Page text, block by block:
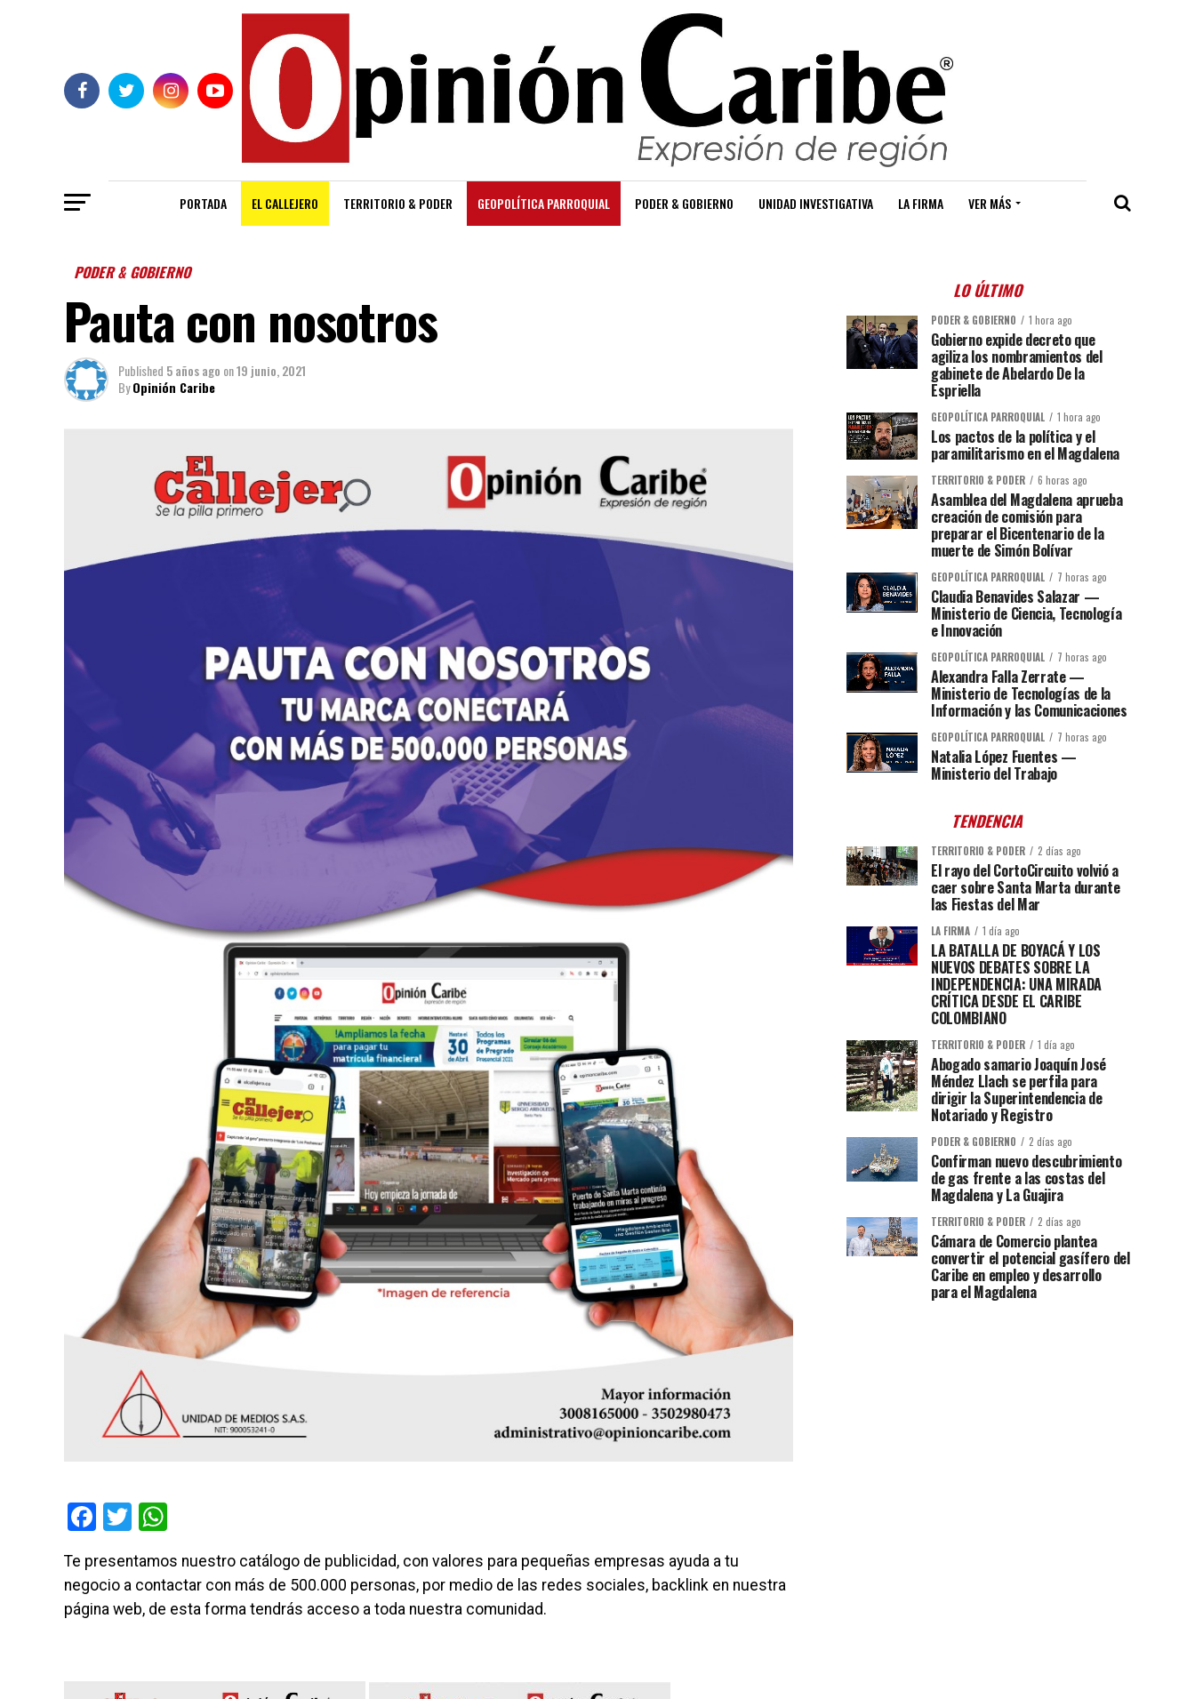
PORTADA EL CALLEJERO TERRITORIO & PODER GEOPOLÍTICA PARROQUIAL PODER & GOBIERNO UNIDAD INVESTIGATIVA LA FIRMA VER MÁS
PODER & GOBIERNO
Pauta con nosotros
Published 5 años ago on19 junio, 2021
ByOpinión Caribe
Facebook
Twitter
Te presentamos nuestro catálogo de publicidad, con valores para pequeñas empresas ayuda a tu
negocio a contactar con más de 500.000 personas, por medio de las redes sociales, backlink en nuestra
página web, de esta forma tendrás acceso a toda nuestra comunidad.
LO ÚLTIMO
PODER & GOBIERNO 1 hora ago
Gobierno expide decreto que
agiliza los nombramientos del
gabinete de Abelardo De la
Espriella
GEOPOLÍTICA PARROQUIAL 1 hora ago
Los pactos de la política y el
paramilitarismo en el Magdalena
TERRITORIO & PODER 6 horas ago
Asamblea del Magdalena aprueba
creación de comisión para
preparar el Bicentenario de la
muerte de Simón Bolívar
GEOPOLÍTICA PARROQUIAL 7 horas ago
Claudia Benavides Salazar —
Ministerio de Ciencia, Tecnología
e Innovación
GEOPOLÍTICA PARROQUIAL 7 horas ago
Alexandra Falla Zerrate —
Ministerio de Tecnologías de la
Información y las Comunicaciones
GEOPOLÍTICA PARROQUIAL 7 horas ago
Natalia López Fuentes —
Ministerio del Trabajo
TENDENCIA
TERRITORIO & PODER 2 días ago
El rayo del CortoCircuito volvió a
caer sobre Santa Marta durante
las Fiestas del Mar
LA FIRMA 1 día ago
LA BATALLA DE BOYACÁ Y LOS
NUEVOS DEBATES SOBRE LA
INDEPENDENCIA: UNA MIRADA
CRÍTICA DESDE EL CARIBE
COLOMBIANO
TERRITORIO & PODER 1 día ago
Abogado samario Joaquín José
Méndez Llach se perfila para
dirigir la Superintendencia de
Notariado y Registro
PODER & GOBIERNO 2 días ago
Confirman nuevo descubrimiento
de gas frente a las costas del
Magdalena y La Guajira
TERRITORIO & PODER 2 días ago
Cámara de Comercio plantea
convertir el potencial gasífero del
Caribe en empleo y desarrollo
para el Magdalena